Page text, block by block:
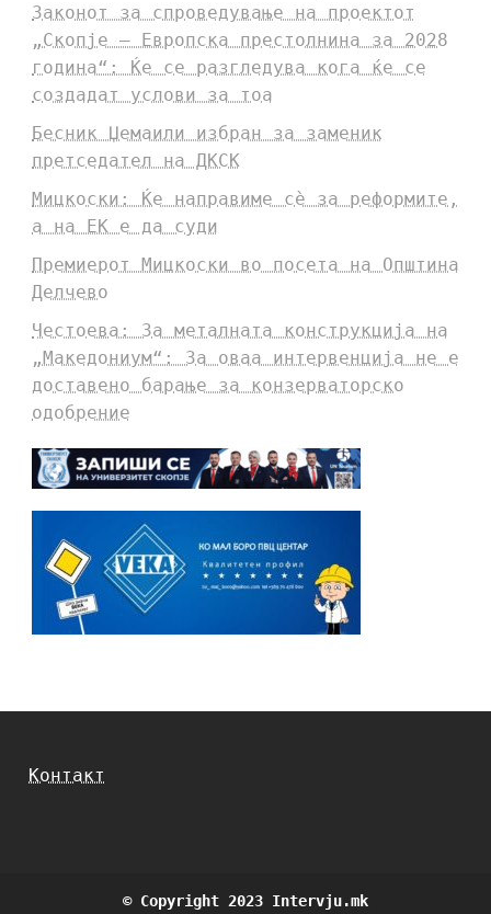
Законот за спроведување на проектот
„Скопје – Европска престолнина за 2028
година“: Ќе се разгледува кога ќе се
создадат услови за тоа
Бесник Џемаили избран за заменик
претседател на ДКСК
Мицкоски: Ќе направиме сè за реформите,
а на ЕК е да суди
Премиерот Мицкоски во посета на Општина
Делчево
Честоева: За металната конструкција на
„Македониум“: За оваа интервенција не е
доставено барање за конзерваторско
одобрение
Контакт
© Copyright 2023 Intervju.mk